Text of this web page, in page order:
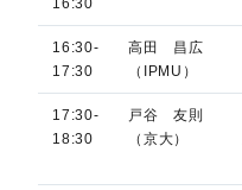
16:30
16:30-
17:30
高田 昌広
（IPMU）
17:30-
18:30
戸谷 友則
（京大）